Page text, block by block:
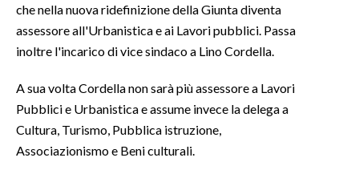
SARDI NEL MONDO
NOTIZIE
#CARAUNIONE
3 MINUTI CON
che nella nuova ridefinizione della Giunta diventa
assessore all'Urbanistica e ai Lavori pubblici. Passa
inoltre l'incarico di vice sindaco a Lino Cordella.
A sua volta Cordella non sarà più assessore a Lavori
Pubblici e Urbanistica e assume invece la delega a
Cultura, Turismo, Pubblica istruzione,
Associazionismo e Beni culturali.